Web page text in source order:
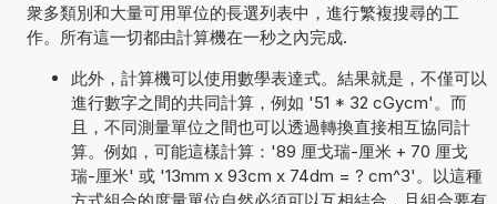
衆多類別和大量可用單位的長選列表中，進行繁複搜尋的工
作。所有這一切都由計算機在一秒之內完成.
此外，計算機可以使用數學表達式。結果就是，不僅可以
進行數字之間的共同計算，例如 '51 * 32 cGycm'。而
且，不同測量單位之間也可以透過轉換直接相互協同計
算。例如，可能這樣計算：'89 厘戈瑞-厘米 + 70 厘戈
瑞-厘米' 或 '13mm x 93cm x 74dm = ? cm^3'。以這種
方式組合的度量單位自然必須可以互相結合，且組合要有